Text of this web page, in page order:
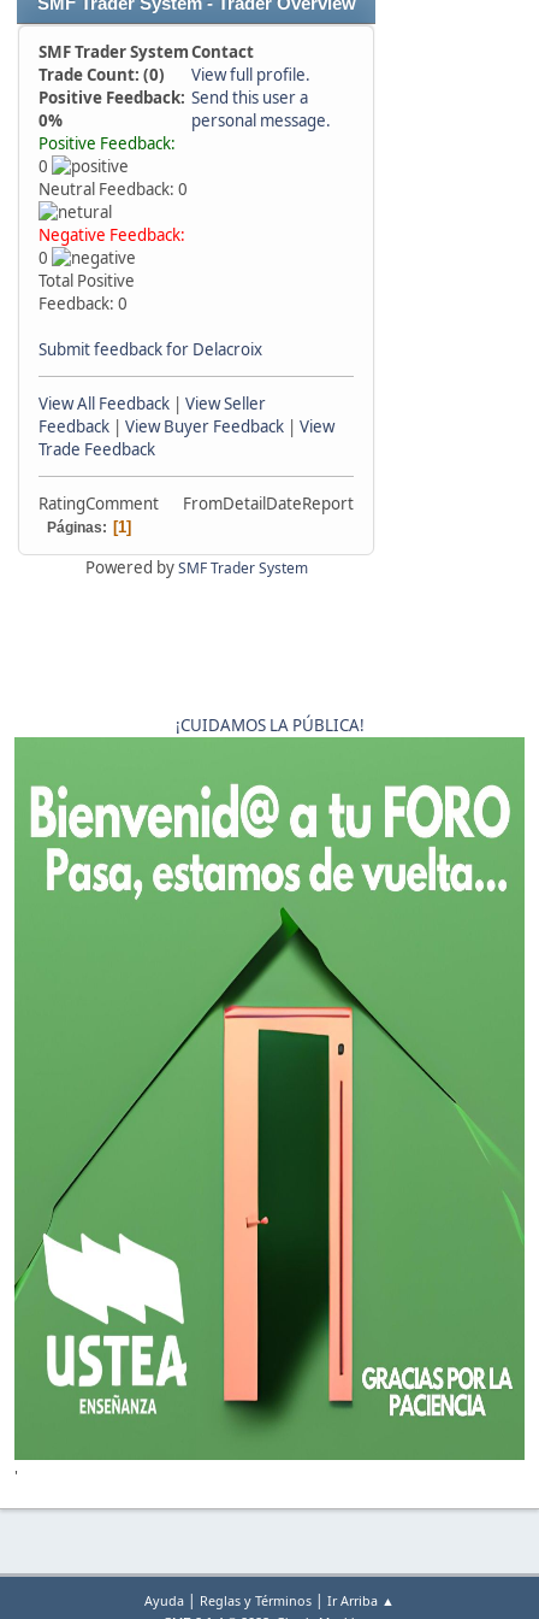
SMF Trader SystemContact
Trade Count: (0)
View full profile.
Positive Feedback:
0%
Send this user a
personal message.
Positive Feedback:
0
Neutral Feedback: 0
Negative Feedback:
0
Total Positive
Feedback: 0
Submit feedback for Delacroix
View All Feedback | View Seller
Feedback | View Buyer Feedback | View
Trade Feedback
RatingComment FromDetailDateReport
Páginas 1
Powered bySMF Trader System
¡CUIDAMOS LA PÚBLICA!
'
Ayuda | Reglas y Términos | Ir Arriba ▲